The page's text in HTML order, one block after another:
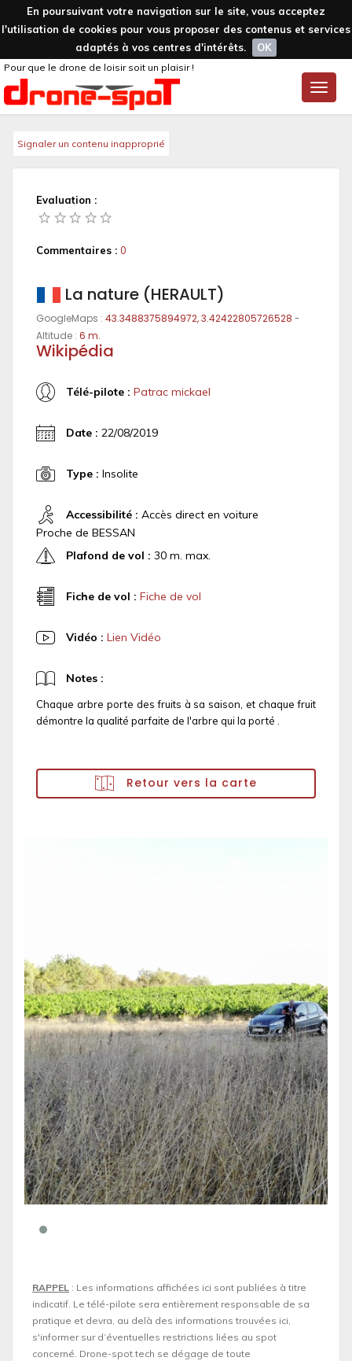
En poursuivant votre navigation sur le site, vous acceptez
l'utilisation de cookies pour vous proposer des contenus et services
adaptés à vos centres d'intérêts.
OK
Toggle
Pour que le drone de loisir soit un plaisir !
Signaler un contenu inapproprié
Evaluation :
Commentaires : 0
La nature (HERAULT)
GoogleMaps : 43.3488375894972, 3.42422805726528 -
Altitude : 6 m.
Wikipédia
Télé-pilote : Patrac mickael
Date : 22/08/2019
Type : Insolite
Accessibilité : Accès direct en voiture
Proche de BESSAN
Plafond de vol : 30 m. max.
Fiche de vol : Fiche de vol
Vidéo : Lien Vidéo
Notes :
Chaque arbre porte des fruits à sa saison, et chaque fruit
démontre la qualité parfaite de l'arbre qui la porté .
Retour vers la carte
RAPPEL : Les informations affichées ici sont publiées à titre
indicatif. Le télé-pilote sera entièrement responsable de sa
pratique et devra, au delà des informations trouvées ici,
s'informer sur d’éventuelles restrictions liées au spot
concerné. Drone-spot.tech se dégage de toute